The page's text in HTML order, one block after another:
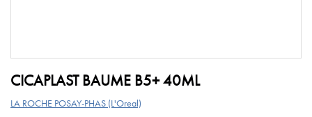
CICAPLAST BAUME B5+ 40ML
LA ROCHE POSAY-PHAS (L'Oreal)